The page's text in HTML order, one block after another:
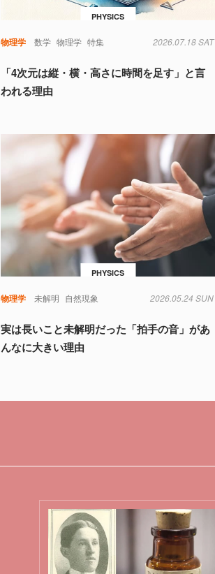
PHYSICS
物理学 数学 物理学 特集 2026.07.18 SAT
「4次元は縦・横・高さに時間を足す」と言
われる理由
PHYSICS
物理学 未解明 自然現象 2026.05.24 SUN
実は長いこと未解明だった「拍手の音」があ
んなに大きい理由